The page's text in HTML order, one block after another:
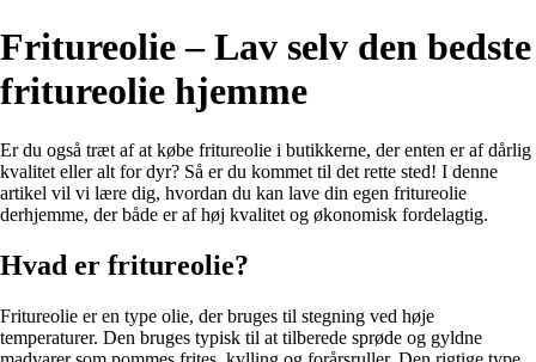
Fritureolie – Lav selv den bedste
fritureolie hjemme
Er du også træt af at købe fritureolie i butikkerne, der enten er af dårlig
kvalitet eller alt for dyr? Så er du kommet til det rette sted! I denne
artikel vil vi lære dig, hvordan du kan lave din egen fritureolie
derhjemme, der både er af høj kvalitet og økonomisk fordelagtig.
Hvad er fritureolie?
Fritureolie er en type olie, der bruges til stegning ved høje
temperaturer. Den bruges typisk til at tilberede sprøde og gyldne